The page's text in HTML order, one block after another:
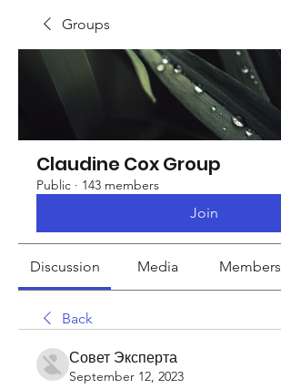
Groups
Claudine Cox Group
Public · 143 members
Join
Discussion Media Members
Back
Совет Эксперта
September 12, 2023